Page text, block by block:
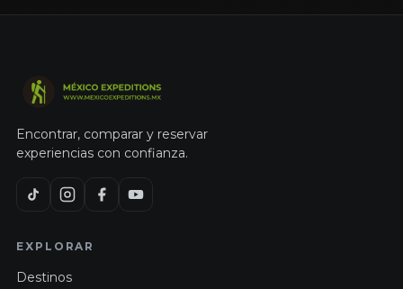
Encontrar, comparar y reservar
experiencias con confianza.
EXPLORAR
Destinos